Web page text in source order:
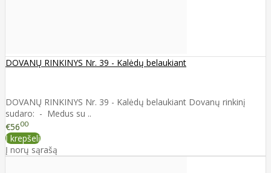
DOVANŲ RINKINYS Nr. 39 - Kalėdų belaukiant
DOVANŲ RINKINYS Nr. 39 - Kalėdų belaukiant Dovanų rinkinį
sudaro: - Medus su ..
€5600
Į krepšelį
Į norų sąrašą